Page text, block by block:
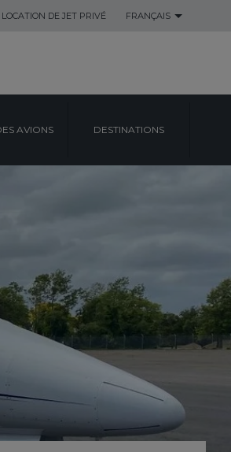
LOCATION DE JET PRIVÉ FRANÇAIS
AVIONS DESTINATIONS